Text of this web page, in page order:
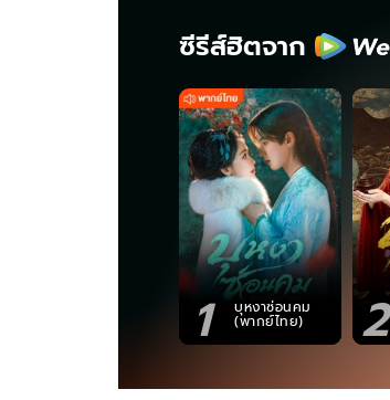
ซีรีส์ฮิตจาก
1 บุหงาซ่อนคม
(พากย์ไทย) 2